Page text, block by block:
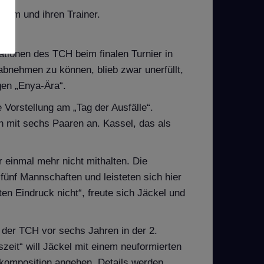
und ihren Trainer.
des TCH beim finalen Turnier in
zu können, blieb zwar unerfüllt,
„Enya-Ära“.
am „Tag der Ausfälle“.
mit sechs Paaren an. Kassel, das als
mehr nicht mithalten. Die
Mannschaften und leisteten sich hier
Eindruck nicht“, freute sich Jäckel und
TCH vor sechs Jahren in der 2.
will Jäckel mit einem neuformierten